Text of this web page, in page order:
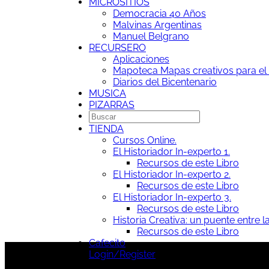
Democracia 40 Años
Malvinas Argentinas
Manuel Belgrano
RECURSERO
Aplicaciones
Mapoteca Mapas creativos para el
Diarios del Bicentenario
MUSICA
PIZARRAS
TIENDA
Cursos Online.
El Historiador In-experto 1.
Recursos de este Libro
El Historiador In-experto 2.
Recursos de este Libro
El Historiador In-experto 3.
Recursos de este Libro
Historia Creativa: un puente entre
Recursos de este Libro
Cafecito
Login/Register